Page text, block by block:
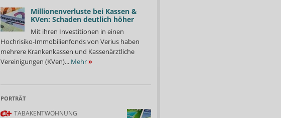
Millionenverluste bei Kassen &
KVen: Schaden deutlich höher
Mit ihren Investitionen in einen
Hochrisiko-Immobilienfonds von Verius haben
mehrere Krankenkassen und Kassenärztliche
Vereinigungen (KVen)... Mehr»
PORTRÄT
TABAKENTWÖHNUNG